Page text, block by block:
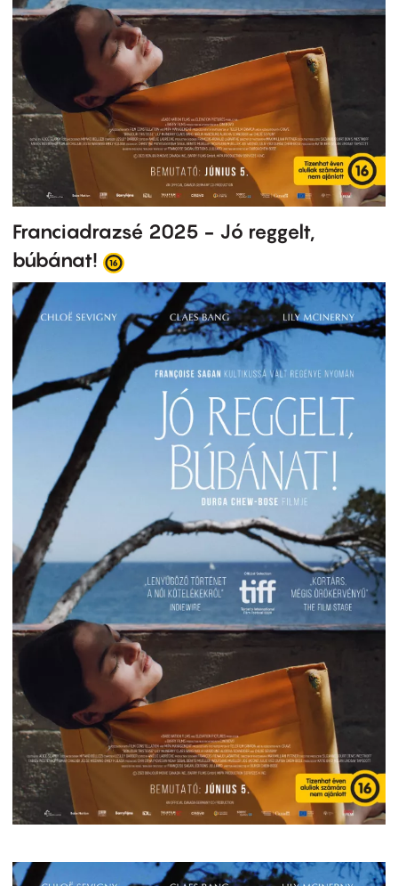
Franciadrazsé 2025 - Jó reggelt,
búbánat!